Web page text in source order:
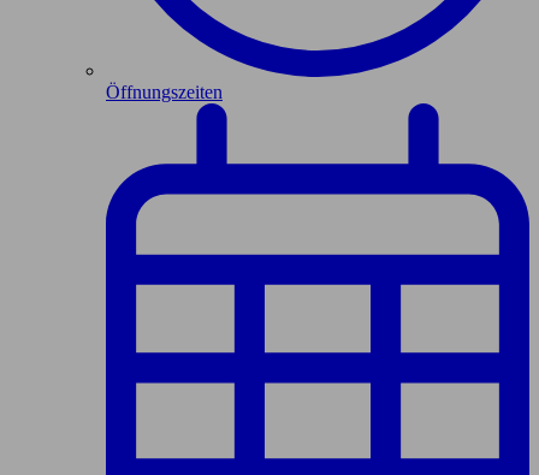
Öffnungszeiten